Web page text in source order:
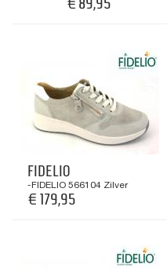
FIDELIO
-FIDELIO 566104 Zilver
€ 179,95